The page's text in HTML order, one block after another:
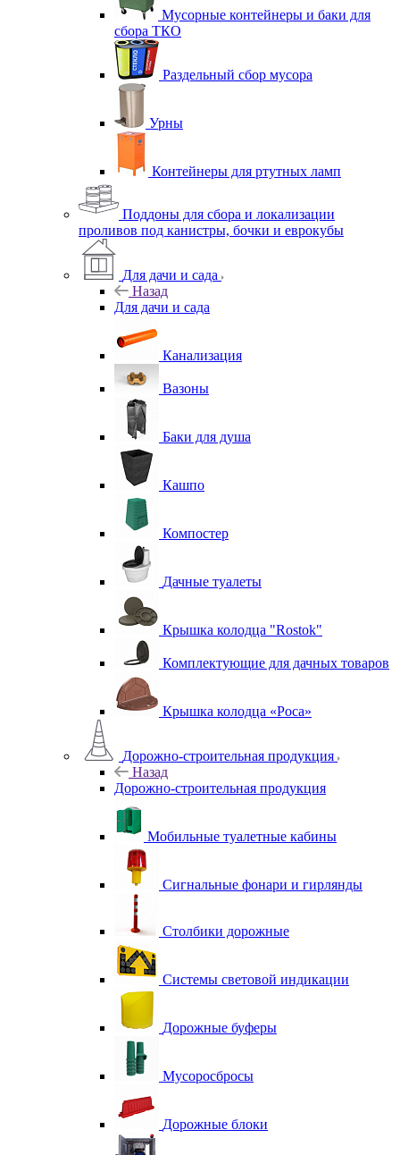
Мусорные контейнеры и баки для
сбора ТКО
Раздельный сбор мусора
Урны
Контейнеры для ртутных ламп
Поддоны для сбора и локализации
проливов под канистры, бочки и еврокубы
Для дачи и сада
Назад
Для дачи и сада
Канализация
Вазоны
Баки для душа
Кашпо
Компостер
Дачные туалеты
Крышка колодца "Rostok"
Комплектующие для дачных товаров
Крышка колодца «Роса»
Дорожно-строительная продукция
Назад
Дорожно-строительная продукция
Мобильные туалетные кабины
Сигнальные фонари и гирлянды
Столбики дорожные
Системы световой индикации
Дорожные буферы
Мусоросбросы
Дорожные блоки